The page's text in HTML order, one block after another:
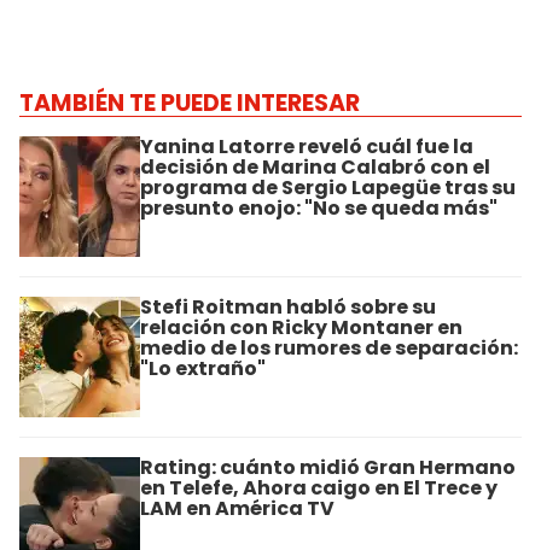
TAMBIÉN TE PUEDE INTERESAR
Yanina Latorre reveló cuál fue la
decisión de Marina Calabró con el
programa de Sergio Lapegüe tras su
presunto enojo: "No se queda más"
Stefi Roitman habló sobre su
relación con Ricky Montaner en
medio de los rumores de separación:
"Lo extraño"
Rating: cuánto midió Gran Hermano
en Telefe, Ahora caigo en El Trece y
LAM en América TV